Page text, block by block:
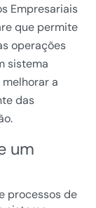
Empresariais
que permite
operações
sistema
a
das
um
processos de